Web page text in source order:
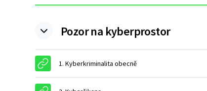
Pozor na kyberprostor
1. Kyberkriminalita obecněURL